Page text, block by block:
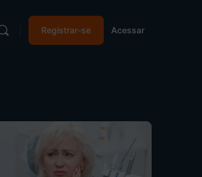
Acessar
Registrar-se